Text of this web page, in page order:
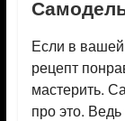
Если в вашей
рецепт
мастерить.
про это.